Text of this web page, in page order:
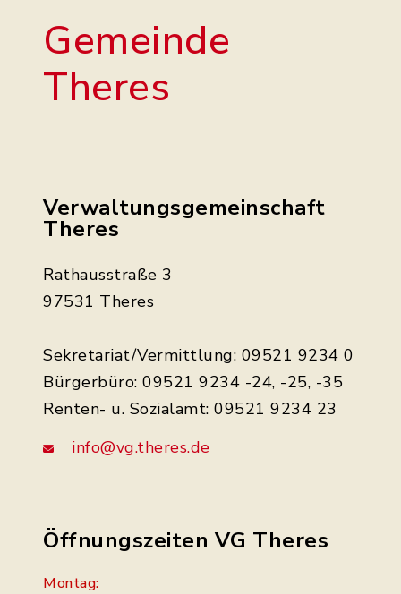
Gemeinde
Theres
Verwaltungsgemeinschaft
Theres
Rathausstraße 3
97531 Theres
Sekretariat/Vermittlung: 09521 9234 0
Bürgerbüro: 09521 9234 -24, -25, -35
Renten- u. Sozialamt: 09521 9234 23
info@vg.theres.de
Öffnungszeiten VG Theres
Montag: